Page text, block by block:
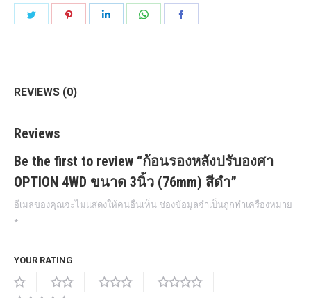
quantity
REVIEWS (0)
Reviews
Be the first to review “ก้อนรองหลังปรับองศา
OPTION 4WD ขนาด 3นิ้ว (76mm) สีดำ”
อีเมลของคุณจะไม่แสดงให้คนอื่นเห็น ช่องข้อมูลจำเป็นถูกทำเครื่องหมาย
*
YOUR RATING